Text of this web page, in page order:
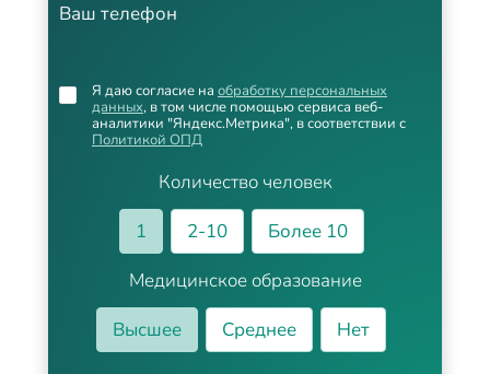
Ваш телефон
Количество человек
1
2-10
Более 10
Медицинское образование
Высшее
Среднее Нет
Я даю согласие на обработку персональных
данных, в том числе помощью сервиса веб-
аналитики "Яндекс.Метрика", в соответствии с
Политикой ОПД